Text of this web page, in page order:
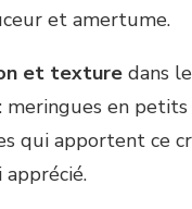
et amertume.
et texture dans
: meringues en
qui apportent ce